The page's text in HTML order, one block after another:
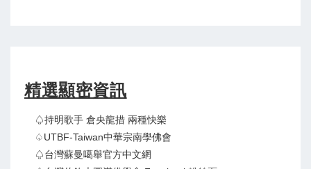
精選顯密資訊
♤持明歌手 倉央龍措 兩種快樂
♤UTBF-Taiwan中華宗南學佛會
♤台灣蘇曼噶舉官方中文網